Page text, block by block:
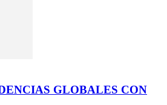
GLOBALES CON